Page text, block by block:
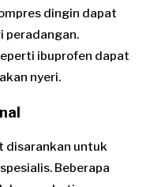
dingin dapat
peradangan.
ibuprofen dapat
nyeri.
disarankan untuk
Beberapa